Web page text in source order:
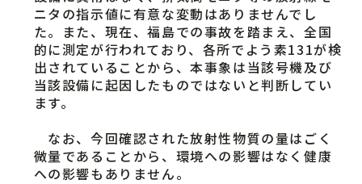
ニタの指示値に有意な変動はありませんでし
た。また、現在、福島での事故を踏まえ、全国
的に測定が行われており、各所でよう素131が検
出されていることから、本事象は当該号機及び
当該設備に起因したものではないと判断してい
ます。
なお、今回確認された放射性物質の量はごく
微量であることから、環境への影響はなく健康
への影響もありません。